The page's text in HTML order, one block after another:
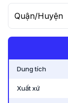
Quận/Huyện
Dung tích
Xuất xứ